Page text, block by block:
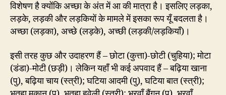
विशेषण है क्योंकि अच्छा के अंत में आ की मात्रा है। इसलिए लड़का,
लड़के, लड़की और लड़कियों के मामले में इसका रूप यूँ बदलता है।
अच्छा (लड़का), अच्छे (लड़के), अच्छी (लड़की/लड़कियाँ)।
इसी तरह कुछ और उदाहरण हैं – छोटा (कुत्ता)-छोटी (चुहिया); मोटा
(डंडा)-मोटी (छड़ी)। लेकिन यहाँ भी कई अपवाद हैं – बढ़िया खाना
(पु), बढ़िया चाय (स्त्री); घटिया आदमी (पु), घटिया बात (स्त्री);